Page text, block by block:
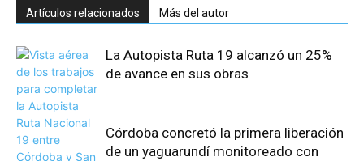
Artículos relacionados Más del autor
La Autopista Ruta 19 alcanzó un 25%
de avance en sus obras
Córdoba concretó la primera liberación
de un yaguarundí monitoreado con